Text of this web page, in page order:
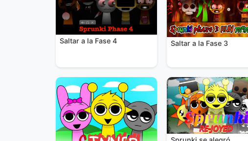
Saltar a la Fase 4 Saltar a la Fase 3